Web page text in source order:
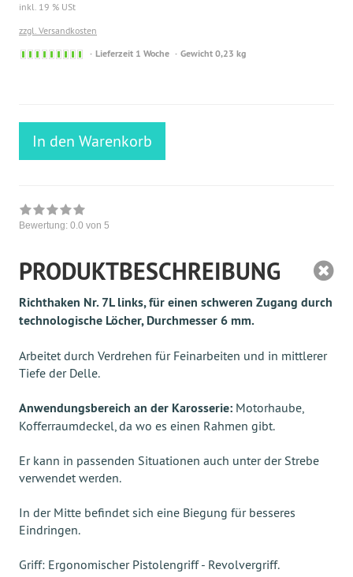
inkl. 19 % USt
zzgl. Versandkosten
Sofort
Lieferzeit 1 Woche Gewicht 0,23 kg
In den Warenkorb
Bewertung: 0.0 von 5
PRODUKTBESCHREIBUNG
Richthaken Nr. 7L links, für einen schweren Zugang durch
technologische Löcher, Durchmesser 6 mm.
Arbeitet durch Verdrehen für Feinarbeiten und in mittlerer
Tiefe der Delle.
Anwendungsbereich an der Karosserie: Motorhaube,
Kofferraumdeckel, da wo es einen Rahmen gibt.
Er kann in passenden Situationen auch unter der Strebe
verwendet werden.
In der Mitte befindet sich eine Biegung für besseres
Eindringen.
Griff: Ergonomischer Pistolengriff - Revolvergriff.